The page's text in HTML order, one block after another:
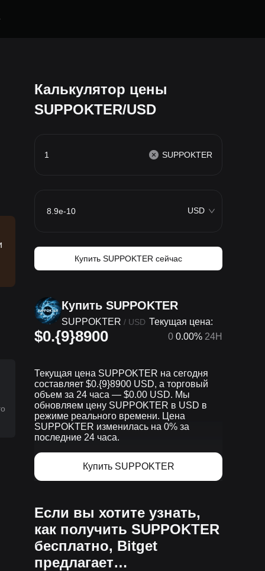
Калькулятор цены
SUPPOKTER/USD
SUPPOKTER
USD
Купить SUPPOKTER сейчас
Купить SUPPOKTER
SUPPOKTER / USD Текущая цена:
$0.{9}8900 0 0.00% 24H
Текущая цена SUPPOKTER на сегодня
составляет $0.{9}8900 USD, а торговый
объем за 24 часа — $0.00 USD. Мы
обновляем цену SUPPOKTER в USD в
режиме реального времени. Цена
SUPPOKTER изменилась на 0% за
последние 24 часа.
Купить SUPPOKTER
Если вы хотите узнать,
как получить SUPPOKTER
бесплатно, Bitget
предлагает…